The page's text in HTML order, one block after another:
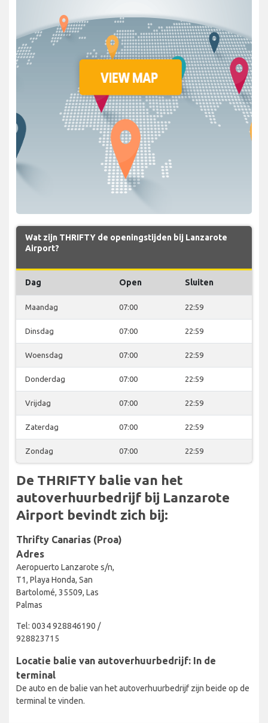
Wat zijn THRIFTY de openingstijden bij Lanzarote
Airport?
Dag Open Sluiten
Maandag 07:00 22:59
Dinsdag 07:00 22:59
Woensdag 07:00 22:59
Donderdag 07:00 22:59
Vrijdag 07:00 22:59
Zaterdag 07:00 22:59
Zondag 07:00 22:59
De THRIFTY balie van het
autoverhuurbedrijf bij Lanzarote
Airport bevindt zich bij:
Thrifty Canarias (Proa)
Adres
Aeropuerto Lanzarote s/n,
T1, Playa Honda, San
Bartolomé, 35509, Las
Palmas
Tel: 0034 928846190 /
928823715
Locatie balie van autoverhuurbedrijf: In de
terminal
De auto en de balie van het autoverhuurbedrijf zijn beide op de
terminal te vinden.